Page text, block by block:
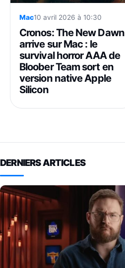
Mac10 avril 2026 à 10:30
Cronos: The New Dawn
arrive sur Mac : le
survival horror AAA de
Bloober Team sort en
version native Apple
Silicon
DERNIERS ARTICLES